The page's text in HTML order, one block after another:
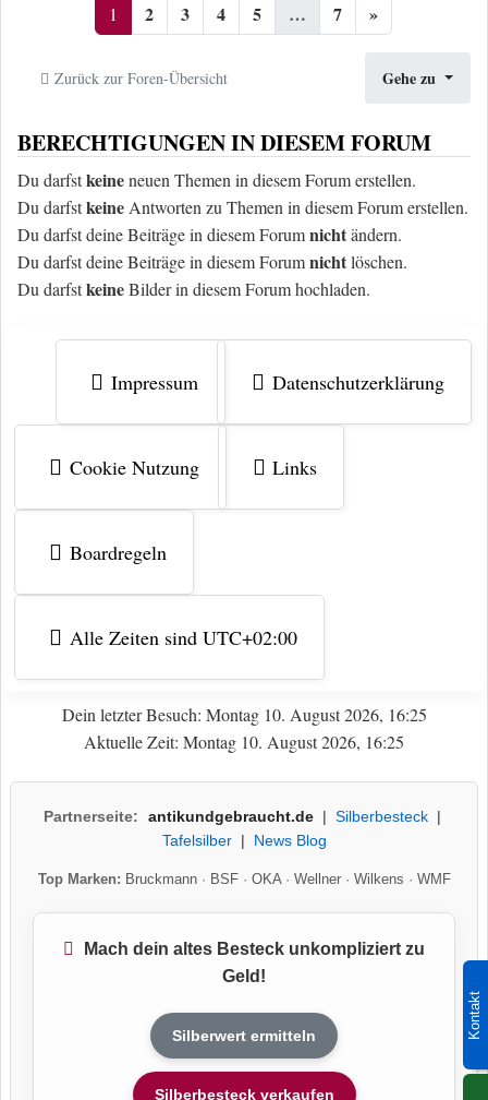
Kontakt
1 2 3 4 5 … 7 »
Zurück zur Foren-Übersicht Gehe zu
BERECHTIGUNGEN IN DIESEM FORUM
Du darfstkeineneuen Themen in diesem Forum erstellen.
Du darfstkeine Antworten zu Themen in diesem Forum erstellen.
Du darfst deine Beiträge in diesem Forumnichtändern.
Du darfst deine Beiträge in diesem Forumnichtlöschen.
Du darfstkeineBilder in diesem Forum hochladen.
Impressum Datenschutzerklärung
Cookie Nutzung Links
Boardregeln
Alle Zeiten sind UTC+02:00
Dein letzter Besuch: Montag 10. August 2026, 16:25
Aktuelle Zeit: Montag 10. August 2026, 16:25
Partnerseite: antikundgebraucht.de| Silberbesteck|
Tafelsilber| News Blog
Top Marken: Bruckmann· BSF· OKA· Wellner· Wilkens · WMF
Mach dein altes Besteck unkompliziert zu
Geld!
Silberwert ermitteln
Silberbesteck verkaufen